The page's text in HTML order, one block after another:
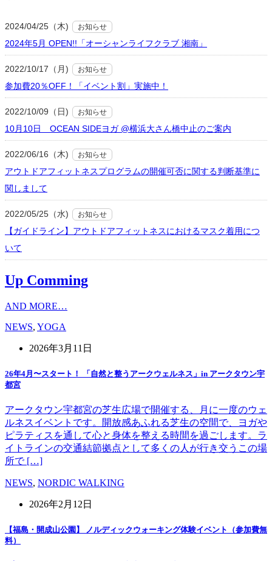
2024/04/25（木) お知らせ
2024年5月 OPEN!!「オーシャンライフクラブ 湘南」
2022/10/17（月) お知らせ
参加費20％OFF！「イベント割」実施中！
2022/10/09（日) お知らせ
10月10日 OCEAN SIDEヨガ @横浜大さん橋中止のご案内
2022/06/16（木) お知らせ
アウトドアフィットネスプログラムの開催可否に関する判断基準に
関しまして
2022/05/25（水) お知らせ
【ガイドライン】アウトドアフィットネスにおけるマスク着用につ
いて
Up Comming
AND MORE…
NEWS, YOGA
2026年3月11日
26年4月〜スタート！ 「自然と整うアークウェルネス」in アークタウン宇
都宮
アークタウン宇都宮の芝生広場で開催する、月に一度のウェ
ルネスイベントです。開放感あふれる芝生の空間で、ヨガや
ピラティスを通して心と身体を整える時間を過ごします。ラ
イトラインの交通結節拠点として多くの人が行き交うこの場
所で […]
NEWS, NORDIC WALKING
2026年2月12日
【福島・開成山公園】 ノルディックウォーキング体験イベント（参加費無
料）